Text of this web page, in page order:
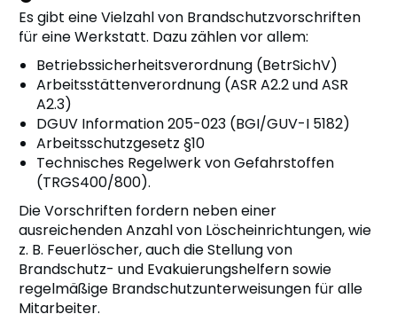
Es gibt eine Vielzahl von Brandschutzvorschriften
für eine Werkstatt. Dazu zählen vor allem:
Betriebssicherheitsverordnung (BetrSichV)
Arbeitsstättenverordnung (ASR A2.2 und ASR
A2.3)
DGUV Information 205-023 (BGI/GUV-I 5182)
Arbeitsschutzgesetz §10
Technisches Regelwerk von Gefahrstoffen
(TRGS400/800).
Die Vorschriften fordern neben einer
ausreichenden Anzahl von Löscheinrichtungen, wie
z. B. Feuerlöscher, auch die Stellung von
Brandschutz- und Evakuierungshelfern sowie
regelmäßige Brandschutzunterweisungen für alle
Mitarbeiter.